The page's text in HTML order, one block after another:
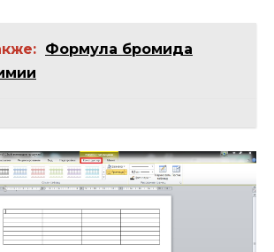
Формула бромида